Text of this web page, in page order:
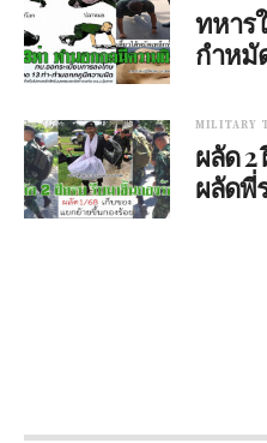
ทหาร
กำหมั
MILITARY
ผลัด
ผลัดพี่